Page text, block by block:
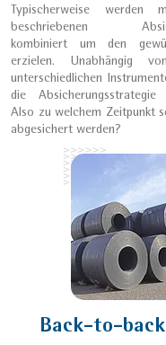
Typischerweise werden
beschriebenen
kombiniert um den
erzielen. Unabhängig
unterschiedlichen
die
Also zu welchem Zeitpunkt
abgesichert werden?
Back-to-